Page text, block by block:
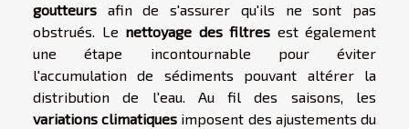
goutteurs afin de s'assurer qu'ils ne sont pas
obstrués. Le nettoyage des filtres est également
une étape incontournable pour éviter
l'accumulation de sédiments pouvant altérer la
distribution de l'eau. Au fil des saisons, les
variations climatiques imposent des ajustements du